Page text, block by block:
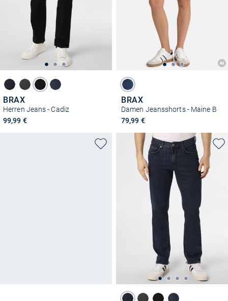
BRAX
Herren Jeans - Cadiz
99,99 €
BRAX
Damen Jeansshorts - Maine B
79,99 €